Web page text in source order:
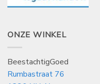
ONZE WINKEL
BeestachtigGoed
Rumbastraat 76